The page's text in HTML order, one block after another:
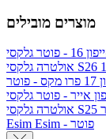
מוצרים מובילים
16 - פוטר
אולטרה
אייר - פוטר
אולטרה
Esim
Esim - פוטר